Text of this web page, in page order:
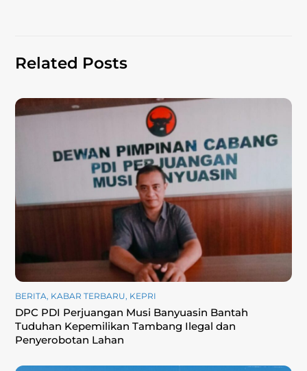
Related Posts
BERITA, KABAR TERBARU, KEPRI
DPC PDI Perjuangan Musi Banyuasin Bantah
Tuduhan Kepemilikan Tambang Ilegal dan
Penyerobotan Lahan